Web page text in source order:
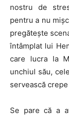
nostru de
pentru a nu
pregătește
întâmplat lui
care lucra la
unchiul său,
servească
Se pare că a